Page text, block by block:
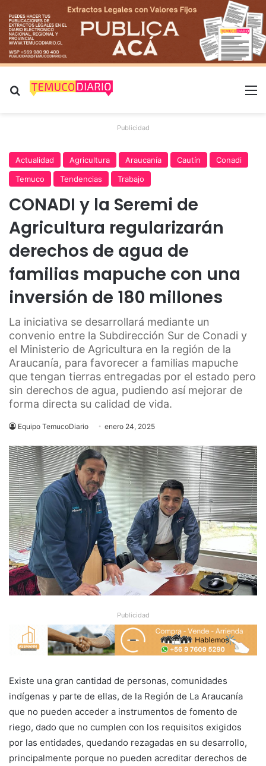
Buscar por
Publicidad
Actualidad Agricultura Araucanía Cautín
Conadi
Temuco
Tendencias Trabajo
CONADI y la Seremi de
Agricultura regularizarán
derechos de agua de
familias mapuche con una
inversión de 180 millones
La iniciativa se desarrollará mediante un
convenio entre la Subdirección Sur de Conadi y
el Ministerio de Agricultura en la región de la
Araucanía, para favorecer a familias mapuche
que tengan tierras entregadas por el estado pero
sin derechos de agua, pudiendo así mejorar de
forma directa su calidad de vida.
Equipo TemucoDiario enero 24, 2025
Publicidad
Existe una gran cantidad de personas, comunidades
indígenas y parte de ellas, de la Región de La Araucanía
que no pueden acceder a instrumentos de fomento de
riego, dado que no cumplen con los requisitos exigidos
por las entidades, quedando rezagadas en su desarrollo,
principalmente porque no pueden acreditar derechos de